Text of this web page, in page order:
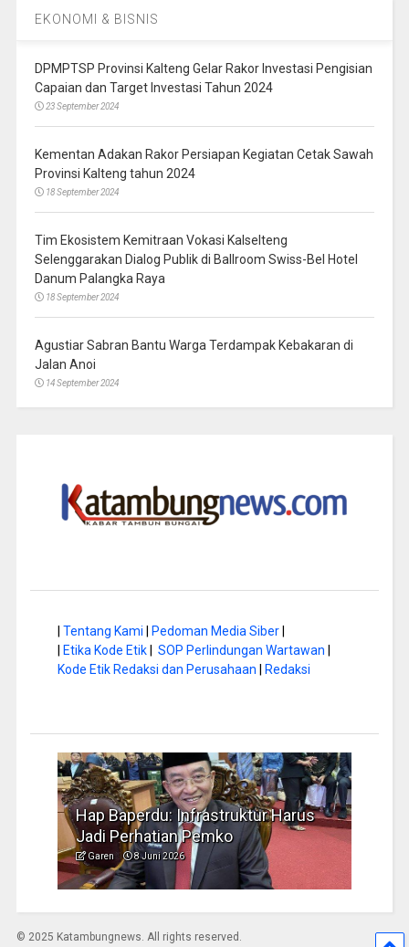
EKONOMI & BISNIS
DPMPTSP Provinsi Kalteng Gelar Rakor Investasi Pengisian
Capaian dan Target Investasi Tahun 2024
23 September 2024
Kementan Adakan Rakor Persiapan Kegiatan Cetak Sawah
Provinsi Kalteng tahun 2024
18 September 2024
Tim Ekosistem Kemitraan Vokasi Kalselteng
Selenggarakan Dialog Publik di Ballroom Swiss-Bel Hotel
Danum Palangka Raya
18 September 2024
Agustiar Sabran Bantu Warga Terdampak Kebakaran di
Jalan Anoi
14 September 2024
Tentang Kami Pedoman Media Siber|
Etika Kode Etik| SOP Perlindungan Wartawan
Kode Etik Redaksi dan Perusahaan
Redaksi
Hap Baperdu: Infrastruktur Harus
Jadi Perhatian Pemko
8 Juni 2026
Musim
Pengelolaan
© 2025 Katambungnews. All rights reserved.